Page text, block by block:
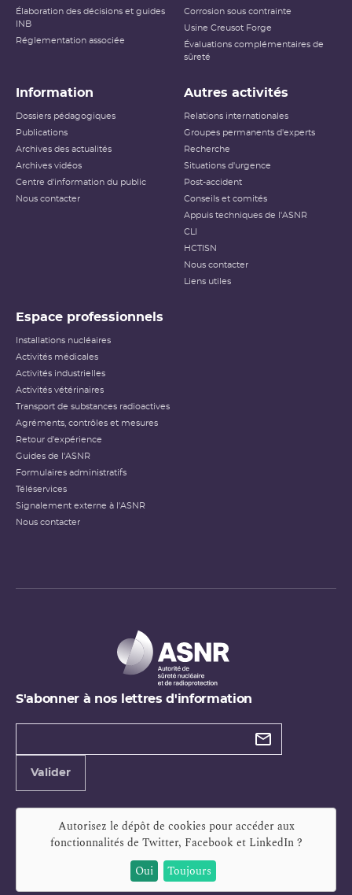
Élaboration des décisions et guides
INB
Réglementation associée
Corrosion sous contrainte
Usine Creusot Forge
Évaluations complémentaires de
sûreté
Information
Dossiers pédagogiques
Publications
Archives des actualités
Archives vidéos
Centre d'information du public
Nous contacter
Autres activités
Relations internationales
Groupes permanents d'experts
Recherche
Situations d'urgence
Post-accident
Conseils et comités
Appuis techniques de l'ASNR
CLI
HCTISN
Nous contacter
Liens utiles
Espace professionnels
Installations nucléaires
Activités médicales
Activités industrielles
Activités vétérinaires
Transport de substances radioactives
Agréments, contrôles et mesures
Retour d'expérience
Guides de l'ASNR
Formulaires administratifs
Téléservices
Signalement externe à l'ASNR
Nous contacter
S'abonner à nos lettres d'information
Types de
Valider
Autorisez le dépôt de cookies pour accéder aux
fonctionnalités de Twitter, Facebook et LinkedIn?
Oui
Toujours